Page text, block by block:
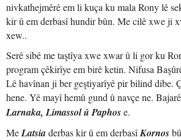
nivkathejmêrê em li kuça ku mala Rony lê
kir û em derbasî hundir bûn. Me cilê xwe ji
xew..
Serê sibê me taştîya xwe xwar û li gor ku
program çêkirîye em birê ketin. Nifusa
Lê havînan ji ber geştiyarîyê pir bilind dibe.
hene. Yê mayî hemû gund û navçe ne.
Larnaka, Limassol û Paphose.
MeLatsiaderbas kir û em derbasîKornos